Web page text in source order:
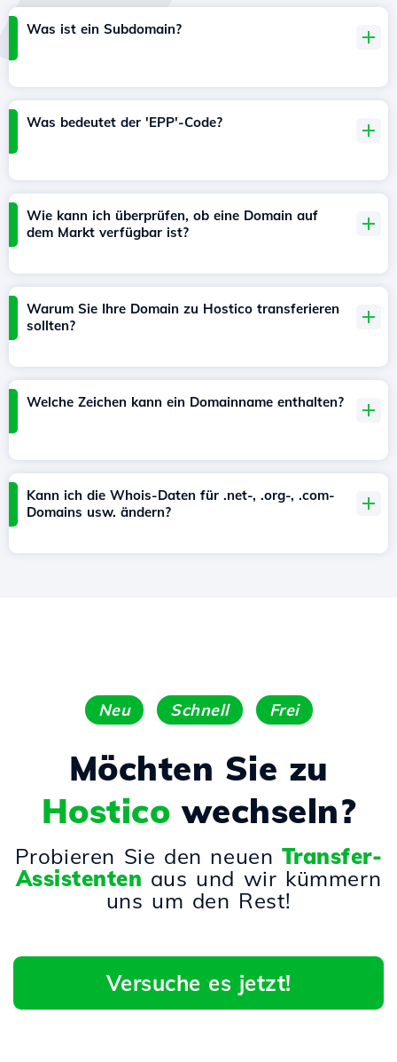
Was ist ein Subdomain?
Was bedeutet der 'EPP'-Code?
Wie kann ich überprüfen, ob eine Domain auf
dem Markt verfügbar ist?
Warum Sie Ihre Domain zu Hostico transferieren
sollten?
Welche Zeichen kann ein Domainname enthalten?
Kann ich die Whois-Daten für .net-, .org-, .com-
Domains usw. ändern?
Neu Schnell Frei
Möchten Sie zu
Hostico wechseln?
Probieren Sie den neuen Transfer-
Assistenten aus und wir kümmern
uns um den Rest!
Versuche es jetzt!